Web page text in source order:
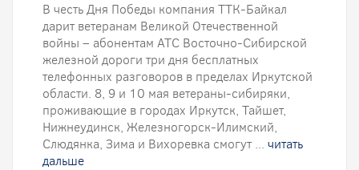
В честь Дня Победы компания ТТК-Байкал
дарит ветеранам Великой Отечественной
войны – абонентам АТС Восточно-Сибирской
железной дороги три дня бесплатных
телефонных разговоров в пределах Иркутской
области. 8, 9 и 10 мая ветераны-сибиряки,
проживающие в городах Иркутск, Тайшет,
Нижнеудинск, Железногорск-Илимский,
Слюдянка, Зима и Вихоревка смогут ... читать
дальше